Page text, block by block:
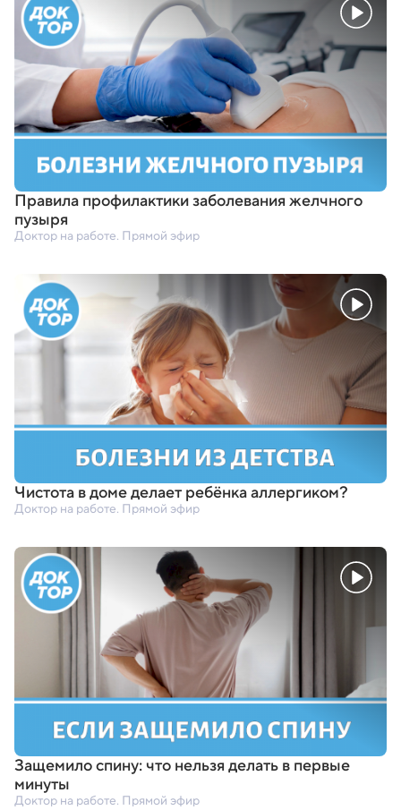
Правила профилактики заболевания желчного
пузыря
Доктор на работе. Прямой эфир
Чистота в доме делает ребёнка аллергиком?
Доктор на работе. Прямой эфир
Защемило спину: что нельзя делать в первые
минуты
Доктор на работе. Прямой эфир